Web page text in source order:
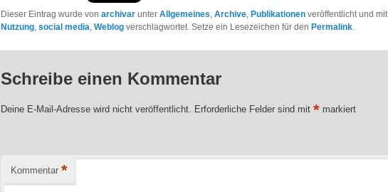
Dieser Eintrag wurde vonarchivar unterAllgemeines ,Archive ,Publikationen veröffentlicht und mit
Nutzung ,social media ,Weblog verschlagwortet. Setze ein Lesezeichen für denPermalink
Schreibe einen Kommentar
Deine E-Mail-Adresse wird nicht veröffentlicht. Erforderliche Felder sind mit* markiert
Kommentar *